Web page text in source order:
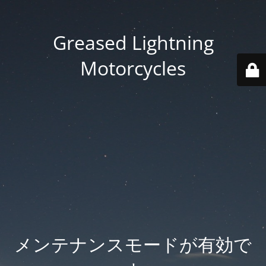
Greased Lightning
Motorcycles
メンテナンスモードが有効で